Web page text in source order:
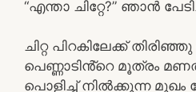
“എന്താ ചിറ്റേ?” ഞാൻ
ചിറ്റ പിറകിലേക്ക്
പെണ്ണാടിൻ്റെ മൂത്രം
പൊളിച്ച് നിൽക്കുന്ന മുഖം